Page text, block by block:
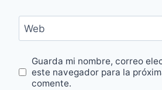
Web
Guarda mi nombre, correo
este navegador para la
comente.